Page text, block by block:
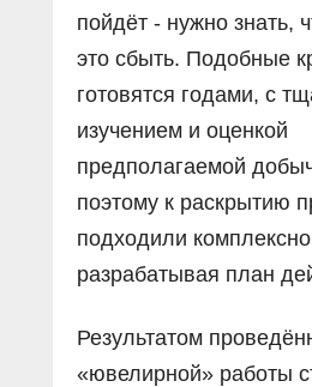
пойдёт - нужно знать,
это сбыть. Подобные
готовятся годами, с
изучением и оценкой
предполагаемой
поэтому к раскрытию
подходили
разрабатывая план
Результатом
«ювелирной» работы